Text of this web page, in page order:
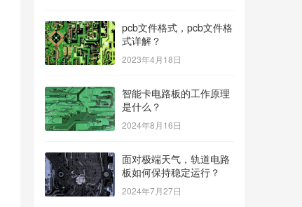
pcb文件格式，pcb文件格
式详解？
2023年4月18日
智能卡电路板的工作原理
是什么？
2024年8月16日
面对极端天气，轨道电路
板如何保持稳定运行？
2024年7月27日